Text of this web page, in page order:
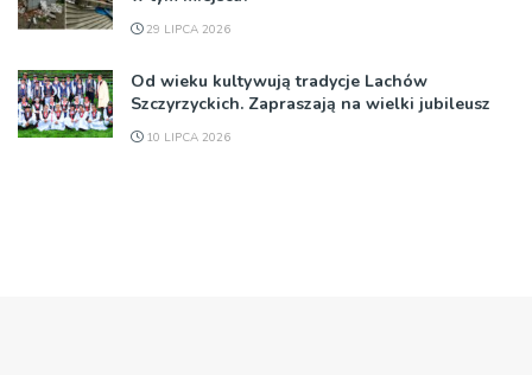
29 LIPCA 2026
Od wieku kultywują tradycje Lachów
Szczyrzyckich. Zapraszają na wielki jubileusz
10 LIPCA 2026